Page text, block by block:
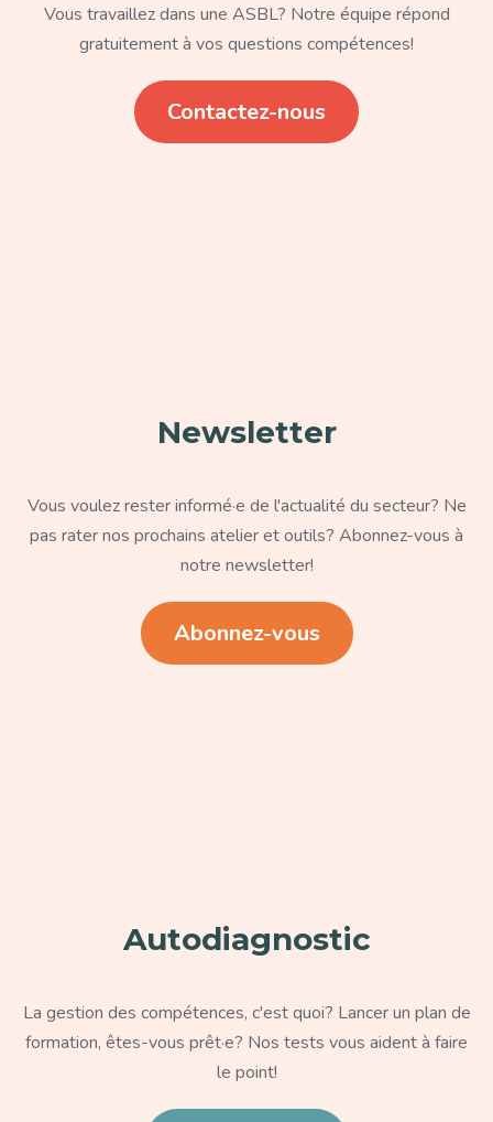
Vous travaillez dans une ASBL? Notre équipe répond
gratuitement à vos questions compétences!
Contactez-nous
Newsletter
Vous voulez rester informé·e de l'actualité du secteur? Ne
pas rater nos prochains atelier et outils? Abonnez-vous à
notre newsletter!
Abonnez-vous
Autodiagnostic
La gestion des compétences, c'est quoi? Lancer un plan de
formation, êtes-vous prêt·e? Nos tests vous aident à faire
le point!